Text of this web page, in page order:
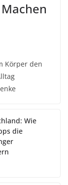
Körper den
Wie
die